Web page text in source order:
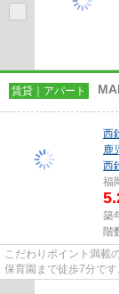
賃貸｜アパート
西
鹿
西
福
築
階
こだわりポイント満載
保育園まで徒歩7分で
築8年ですが、充実の